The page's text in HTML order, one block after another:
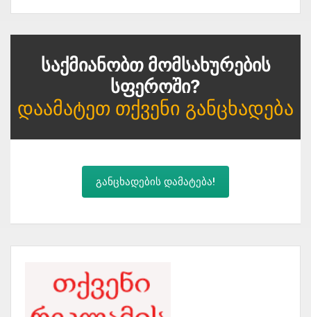
Საქმიანობთ Მომსახურების
Სფეროში?
Დაამატეთ Თქვენი Განცხადება
განცხადების დამატება!